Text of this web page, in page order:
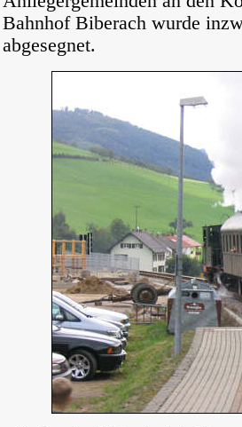
Bahnhof Biberach wurde
abgesegnet.